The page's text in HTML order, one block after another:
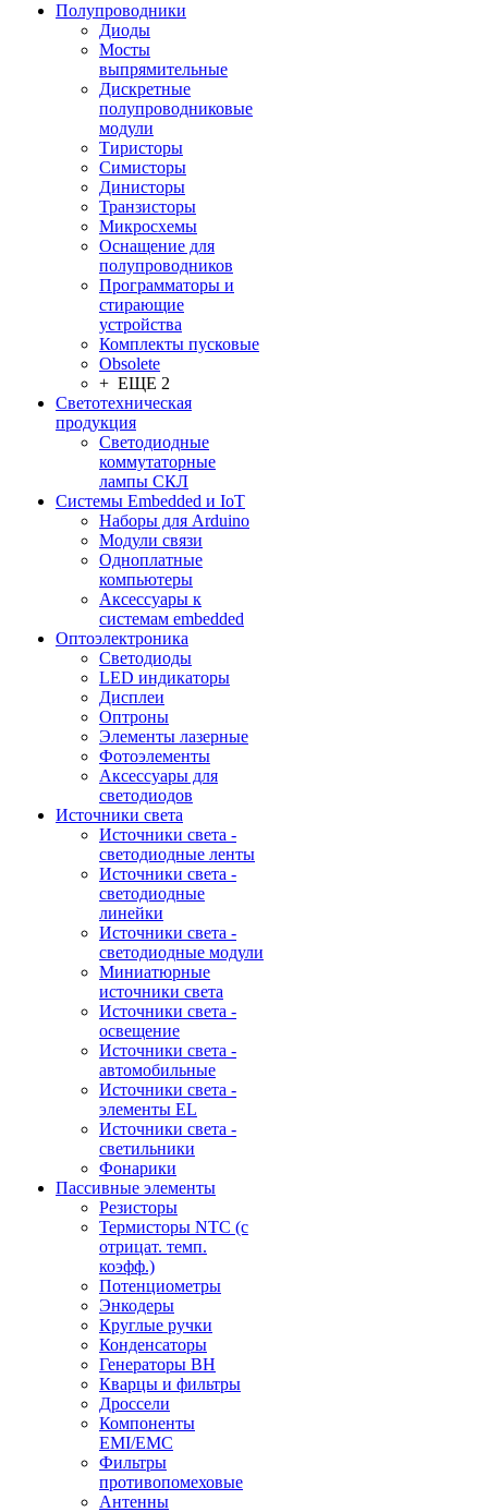
Полупроводники
Диоды
Мосты
выпрямительные
Дискретные
полупроводниковые
модули
Тиристоры
Симисторы
Динисторы
Транзисторы
Микросхемы
Оснащение для
полупроводников
Программаторы и
стирающие
устройства
Комплекты пусковые
Obsolete
+ ЕЩЕ 2
Светотехническая
продукция
Светодиодные
коммутаторные
лампы СКЛ
Системы Embedded и IoT
Наборы для Arduino
Модули связи
Одноплатные
компьютеры
Аксессуары к
системам embedded
Oптоэлектроника
Светодиоды
LED индикаторы
Дисплеи
Оптроны
Элементы лазерные
Фотоэлементы
Аксессуары для
светодиодов
Источники света
Источники света -
светодиодные ленты
Источники света -
светодиодные
линейки
Источники света -
светодиодные модули
Миниатюрные
источники света
Источники света -
освещение
Источники света -
автомобильные
Источники света -
элементы EL
Источники света -
светильники
Фонарики
Пассивные элементы
Резисторы
Термисторы NTC (с
отрицат. темп.
коэфф.)
Потенциометры
Энкодеры
Круглые ручки
Конденсаторы
Генераторы ВН
Кварцы и фильтры
Дроссели
Компоненты
EMI/EMC
Фильтры
противопомеховые
Антенны